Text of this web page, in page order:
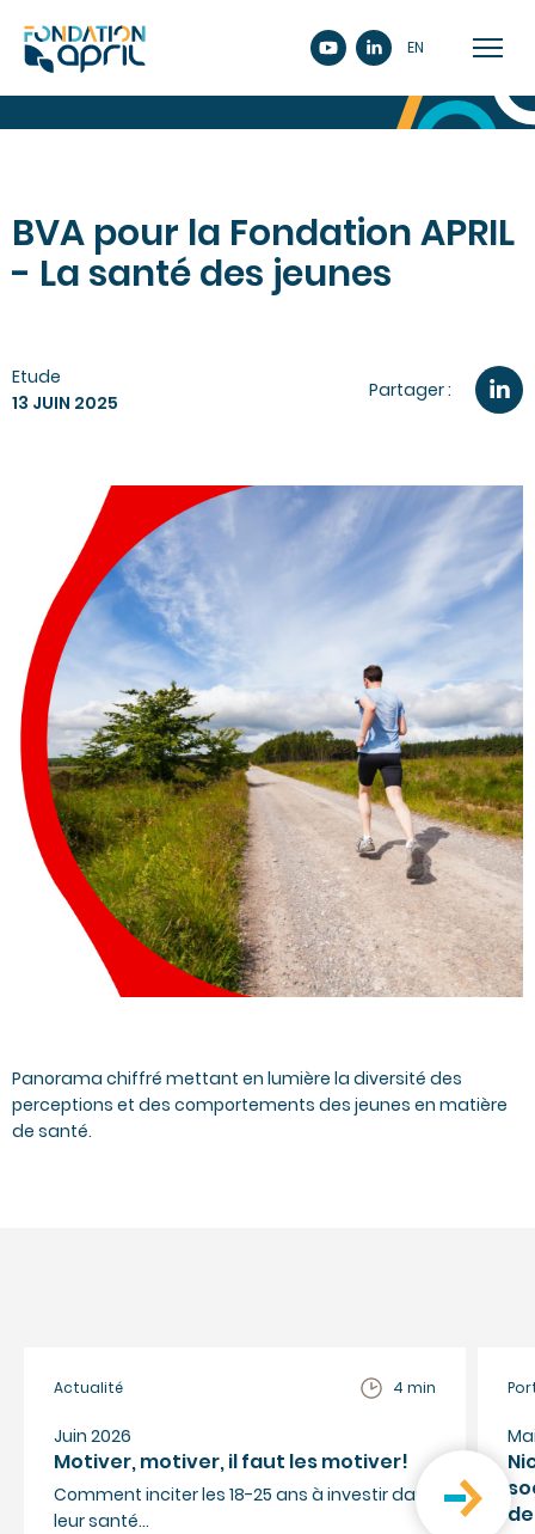
EN
BVA pour la Fondation APRIL
- La santé des jeunes
Etude
13 JUIN 2025
Partager :
Panorama chiffré mettant en lumière la diversité des
perceptions et des comportements des jeunes en matière
de santé.
Actualité 4 min
Juin 2026
Motiver, motiver, il faut les motiver!
Comment inciter les 18-25 ans à investir dans
leur santé…